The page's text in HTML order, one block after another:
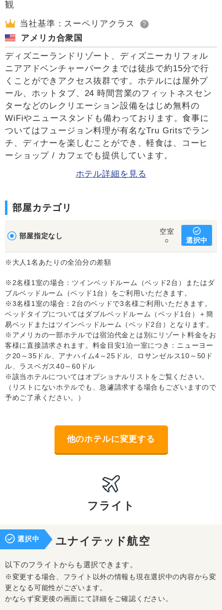
当社基準：スーペリアクラス ?
アメリカ合衆国
ディズニーランドリゾート、ディズニーカリフォル
ニアアドベンチャーパークまでは徒歩で約15分で行
くことができアクセス抜群です。ホテルには屋外プ
ール、ホットタブ、24 時間営業のフィットネスセン
ターなどのレクリエーション設備をはじめ無料の
WiFiやニュースタンドも備わっております。食事に
ついてはフュージョン料理が有名なTru Gritsでラン
チ、ディナーを楽しむことができ、軽食は、コーヒ
ーショップ / カフェでも提供しています。
ホテル詳細を見る
部屋カテゴリ
部屋指定なし
空室
○
選択中
※大人1名あたりの全泊分の差額
※2名様1室の場合：ツインベッドルーム（ベッド2台）またはダ
ブルベッドルーム（ベッド1台）をご利用いただきます。
※3名様1室の場合：2台のベッドで3名様ご利用いただきます。
ベッドタイプについてはダブルベッドルーム（ベッド1台）＋簡
易ベッドまたはツインベッドルーム（ベッド2台）となります。
※アメリカの一部ホテルでは宿泊代金とは別にリゾート料金をお
客様に直接請求されます。料金目安1泊一室につき：ニューヨー
ク20～35ドル、アナハイム4～25ドル、ロサンゼルス10～50ド
ル、ラスベガス40～60ドル
※該当ホテルについてはオプショナルリストをご覧ください。
（リストにないホテルでも、急遽請求する場合もございますので
予めご了承ください。）
他のホテルに変更する
フライト
選択中 ユナイテッド航空
以下のフライトからも選択できます。
※変更する場合、フライト以外の情報も現在選択中の内容から変
更となる可能性がございます。
かならず変更後の画面にて詳細をご確認ください。